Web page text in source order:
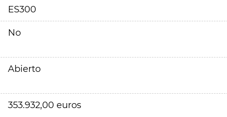
ES300
No
Abierto
353.932,00 euros